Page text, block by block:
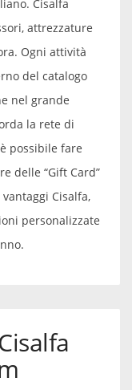
Cisalfa
attrezzature
Ogni attività
del catalogo
nel grande
la rete di
possibile fare
delle “Gift Card”
Cisalfa,
personalizzate